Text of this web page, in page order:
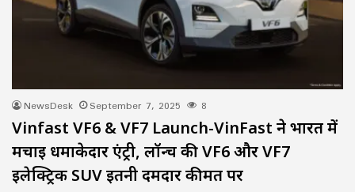
NewsDesk September 7, 2025 8
Vinfast VF6 & VF7 Launch-VinFast ने भारत में
मचाई धमाकेदार एंट्री, लॉन्च की VF6 और VF7
इलेक्ट्रिक SUV इतनी दमदार कीमत पर